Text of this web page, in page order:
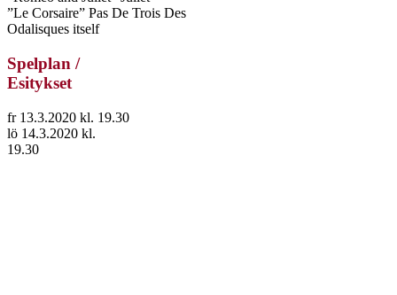
”Le Corsaire” Pas De Trois Des
Odalisques itself
Spelplan /
Esitykset
fr 13.3.2020 kl. 19.30
lö 14.3.2020 kl.
19.30